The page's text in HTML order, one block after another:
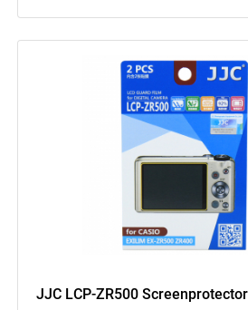
JJC LCP-ZR500 Screenprotector